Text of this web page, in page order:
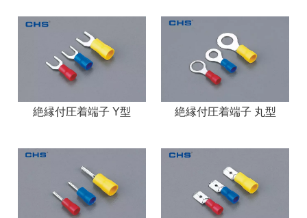
絶縁付圧着端子 Y型 絶縁付圧着端子 丸型